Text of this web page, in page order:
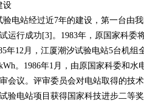
设
电站经过近7年的建设，第一台由
运行成功[3]。1983年，原国家科委
年12月，江厦潮汐试验电站5台机组
。1986年1月，由原国家科委和
会议。评审委员会对电站取得的技
验电站项目获得国家科技进步二等奖